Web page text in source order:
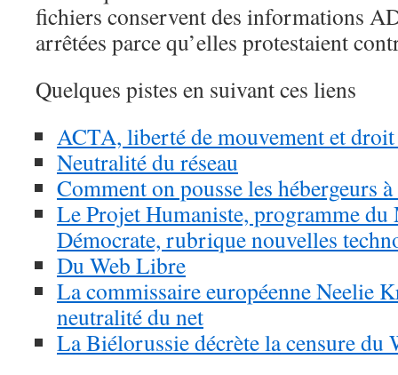
fichiers conservent des informations
arrêtées parce qu’elles protestaient
Quelques pistes en suivant ces liens
ACTA, liberté de mouvement et droit
Neutralité du réseau
Comment on pousse les hébergeurs
Le Projet Humaniste, programme du
Démocrate, rubrique nouvelles
Du Web Libre
La commissaire européenne Neelie
neutralité du net
La Biélorussie décrète la censure du